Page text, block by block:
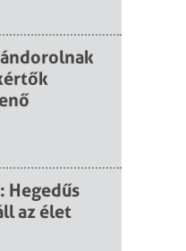
Hegedűs
az élet